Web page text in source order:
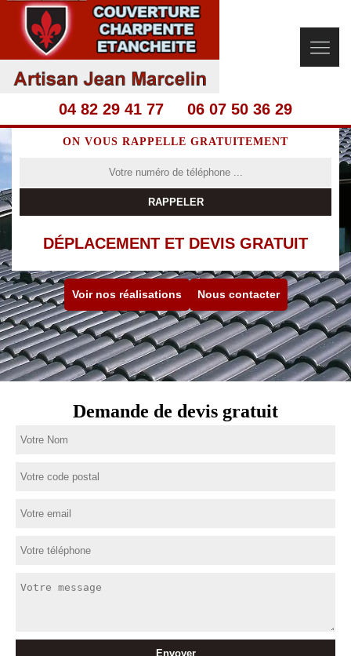
04 82 29 41 77 06 07 50 36 29
ON VOUS RAPPELLE GRATUITEMENT
DÉPLACEMENT ET DEVIS GRATUIT
Voir nos réalisations Nous contacter
Demande de devis gratuit